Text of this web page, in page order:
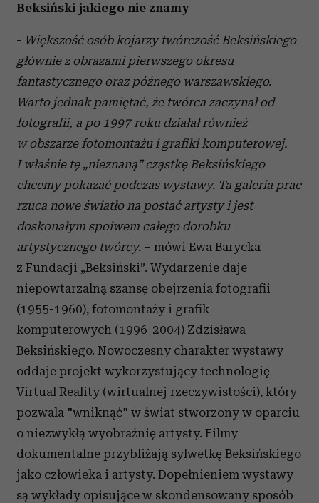
Beksiński jakiego nie znamy
- Większość osób kojarzy twórczość Beksińskiego
głównie z obrazami pierwszego okresu
fantastycznego oraz późnego warszawskiego.
Warto jednak pamiętać, że twórca zaczynał od
fotografii, a po 1997 roku działał również
w obszarze fotomontażu i grafiki komputerowej.
I właśnie tę „nieznaną” cząstkę Beksińskiego
chcemy pokazać podczas wystawy. Ta galeria prac
rzuca nowe światło na postać artysty i jest
doskonałym spoiwem całego dorobku
artystycznego twórcy. – mówi Ewa Barycka
z Fundacji „Beksiński”. Wydarzenie daje
niepowtarzalną szansę obejrzenia fotografii
(1955-1960), fotomontaży i grafik
komputerowych (1996-2004) Zdzisława
Beksińskiego. Nowoczesny charakter wystawy
oddaje projekt wykorzystujący technologię
Virtual Reality (wirtualnej rzeczywistości), który
pozwala "wniknąć" w świat stworzony w oparciu
o niezwykłą wyobraźnię artysty. Filmy
dokumentalne przybliżają sylwetkę Beksińskiego
jako człowieka i artysty. Dopełnieniem wystawy
są wykłady opisujące w skondensowany sposób